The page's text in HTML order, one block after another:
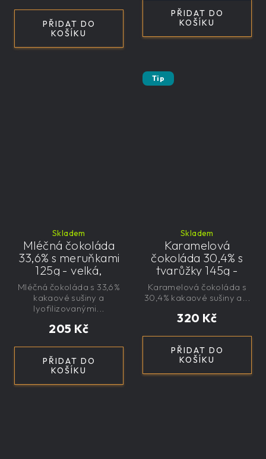
PŘIDAT DO
KOŠÍKU
PŘIDAT DO
KOŠÍKU
Skladem
Mléčná čokoláda
33,6% s meruňkami
125g - velká,
řemeslná,
exkluzivní, dárková
205 Kč
PŘIDAT DO
KOŠÍKU
Mléčná čokoláda s 33,6%
kakaové sušiny a
lyofilizovanými...
Tip
Skladem
Karamelová
čokoláda 30,4% s
tvarůžky 145g -
velká, řemeslná,
exkluzivní, dárková
320 Kč
PŘIDAT DO
KOŠÍKU
Karamelová čokoláda s
30,4% kakaové sušiny a...